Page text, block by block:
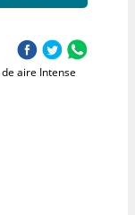
aire Intense